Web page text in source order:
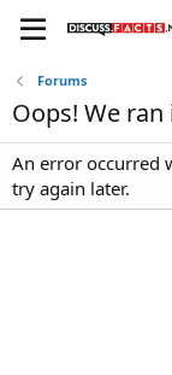
Forums
Oops! We
An error occurred
try again later.